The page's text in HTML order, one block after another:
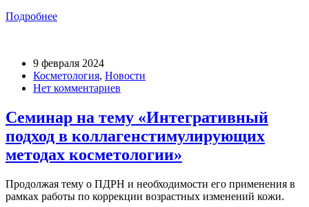
Подробнее
9 февраля 2024
Косметология, Новости
Нет комментариев
Семинар на тему «Интегративный
подход в коллагенстимулирующих
методах косметологии»
Продолжая тему о ПДРН и необходимости его применения в
рамках работы по коррекции возрастных изменений кожи.